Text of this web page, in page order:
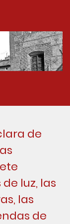
de
luz, las
las
de